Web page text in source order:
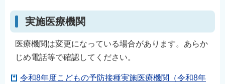
実施医療機関
医療機関は変更になっている場合があります。あらか
じめ電話等で確認してください。
令和8年度こどもの予防接種実施医療機関（令和8年